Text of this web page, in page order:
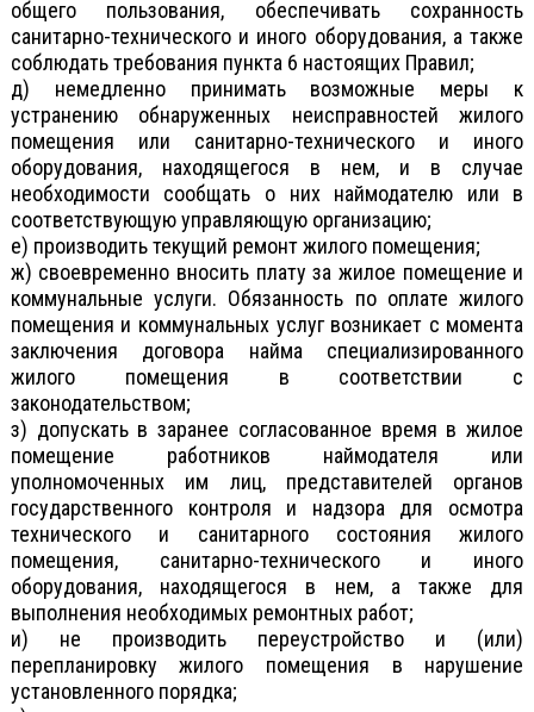
общего пользования, обеспечивать сохранность
санитарно-технического и иного оборудования, а также
соблюдать требования пункта 6 настоящих Правил;
д) немедленно принимать возможные меры к
устранению обнаруженных неисправностей жилого
помещения или санитарно-технического и иного
оборудования, находящегося в нем, и в случае
необходимости сообщать о них наймодателю или в
соответствующую управляющую организацию;
е) производить текущий ремонт жилого помещения;
ж) своевременно вносить плату за жилое помещение и
коммунальные услуги. Обязанность по оплате жилого
помещения и коммунальных услуг возникает с момента
заключения договора найма специализированного
жилого помещения в соответствии с
законодательством;
з) допускать в заранее согласованное время в жилое
помещение работников наймодателя или
уполномоченных им лиц, представителей органов
государственного контроля и надзора для осмотра
технического и санитарного состояния жилого
помещения, санитарно-технического и иного
оборудования, находящегося в нем, а также для
выполнения необходимых ремонтных работ;
и) не производить переустройство и (или)
перепланировку жилого помещения в нарушение
установленного порядка;